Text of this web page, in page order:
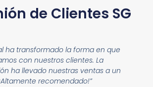
de Clientes SG
ha transformado la forma en que
con nuestros clientes. La
ha llevado nuestras ventas a un
recomendado!”